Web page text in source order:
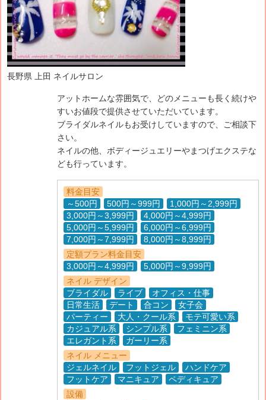
長野県 上田 ネイルサロン
アットホームな雰囲気で、どのメニューも長く続けや
すいお値段で提供させていただいています。
ブライダルネイルもお受けしていますので、ご相談下
さい。
ネイルの他、ボディージュエリーやまつげエクステな
ども行っています。
料金目安
～500円
500円～999円
1,000円～2,999円
3,000円～3,999円
4,000円～4,999円
5,000円～5,999円
6,000円～6,999円
7,000円～7,999円
8,000円～8,999円
定額プラン料金目安
3,000円～4,999円
5,000円～9,999円
ネイル デザイン
ブライダル
ライブ
オフィス・仕事
日常生活
デート 合コン
女子会
パーティー
大人・クール系
モテ可愛い系
カジュアル系
シンプル系
フェミニン系
エレガント系
ガーリー系
ネイル メニュー
ジェルネイル
フットジェル
ハンドケア
フットケア
マニキュア
ペディキュア
設備